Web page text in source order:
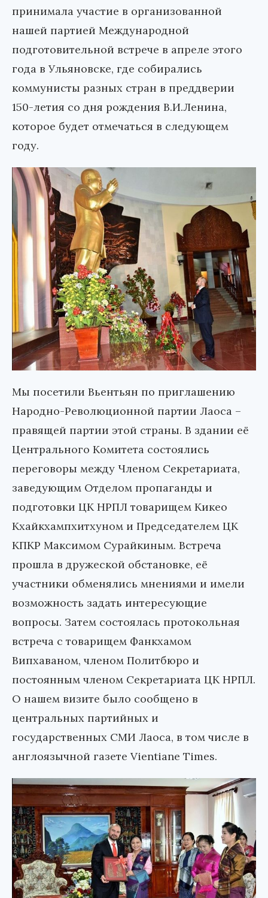
принимала участие в организованной
нашей партией Международной
подготовительной встрече в апреле этого
года в Ульяновске, где собирались
коммунисты разных стран в преддверии
150-летия со дня рождения В.И.Ленина,
которое будет отмечаться в следующем
году.
Мы посетили Вьентьян по приглашению
Народно-Революционной партии Лаоса –
правящей партии этой страны. В здании её
Центрального Комитета состоялись
переговоры между Членом Секретариата,
заведующим Отделом пропаганды и
подготовки ЦК НРПЛ товарищем Кикео
Кхайкхампхитхуном и Председателем ЦК
КПКР Максимом Сурайкиным. Встреча
прошла в дружеской обстановке, её
участники обменялись мнениями и имели
возможность задать интересующие
вопросы. Затем состоялась протокольная
встреча с товарищем Фанкхамом
Випхаваном, членом Политбюро и
постоянным членом Секретариата ЦК НРПЛ.
О нашем визите было сообщено в
центральных партийных и
государственных СМИ Лаоса, в том числе в
англоязычной газете Vientiane Times.